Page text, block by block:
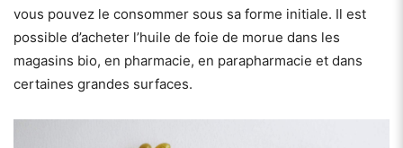
vous pouvez le consommer sous sa forme initiale. Il est
possible d’acheter l’huile de foie de morue dans les
magasins bio, en pharmacie, en parapharmacie et dans
certaines grandes surfaces.